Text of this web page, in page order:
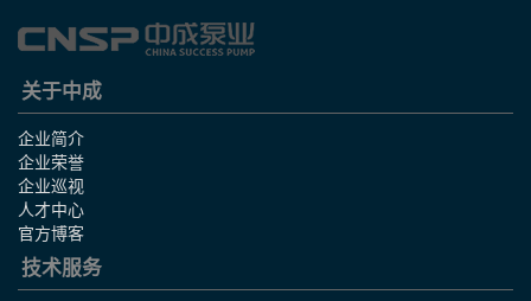
关于中成
企业简介
企业荣誉
企业巡视
人才中心
官方博客
技术服务